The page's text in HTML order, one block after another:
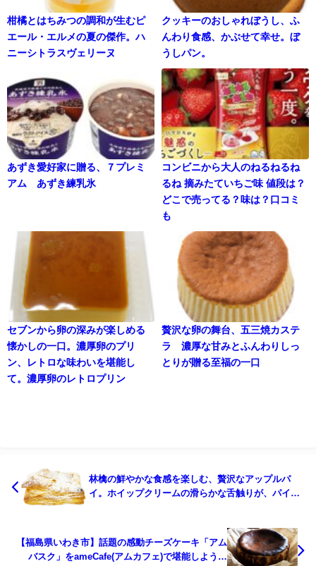
柑橘とはちみつの調和が生むピ
エール・エルメの夏の傑作。ハ
ニーシトラスヴェリーヌ
クッキーのおしゃれぼうし、ふ
んわり食感、かぶせて幸せ。ぼ
うしパン。
あずき愛好家に贈る、７プレミ
アム あずき練乳氷
コンビニから大人のねるねるね
るね 摘みたていちご味 値段は？
どこで売ってる？味は？口コミ
も
セブンから卵の深みが楽しめる
懐かしの一口。濃厚卵のプリ
ン、レトロな味わいを堪能し
て。濃厚卵のレトロプリン
贅沢な卵の舞台、五三焼カステ
ラ 濃厚な甘みとふんわりしっ
とりが贈る至福の一口
林檎の鮮やかな食感を楽しむ、贅沢なアップルパ
イ。ホイップクリームの滑らかな舌触りが、パイの
【福島県いわき市】話題の感動チーズケーキ「アム
バスク」をameCafe(アムカフェ)で堪能しよう！